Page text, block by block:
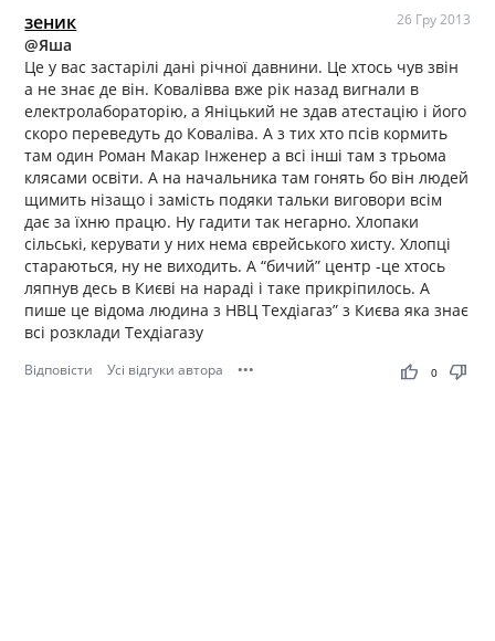
зеник 26 Гру 2013
@Яша
Це у вас застарілі дані річної давнини. Це хтось чув звін
а не знає де він. Ковалівва вже рік назад вигнали в
електролабораторію, а Яніцький не здав атестацію і його
скоро переведуть до Коваліва. А з тих хто псів кормить
там один Роман Макар Інженер а всі інші там з трьома
клясами освіти. А на начальника там гонять бо він людей
щимить нізащо і замість подяки тальки виговори всім
дає за їхню працю. Ну гадити так негарно. Хлопаки
сільські, керувати у них нема єврейського хисту. Хлопці
стараються, ну не виходить. А “бичий” центр -це хтось
ляпнув десь в Києві на нараді і таке прикріпилось. А
пише це відома людина з НВЦ Техдіагаз” з Києва яка знає
всі розклади Техдіагазу
Відповісти Усі відгуки автора ••• thumb_up thumb_down
0